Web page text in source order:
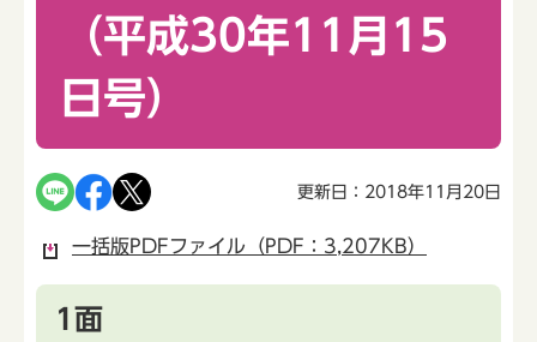
（平成30年11月15
日号）
更新日：2018年11月20日
一括版PDFファイル（PDF：3,207KB）
1面